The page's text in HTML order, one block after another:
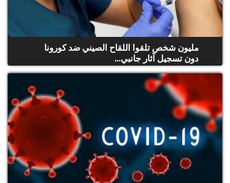
مليون شخص تلقوا اللقاح الصيني ضد كورونا
دون تسجيل آثار جانبي...